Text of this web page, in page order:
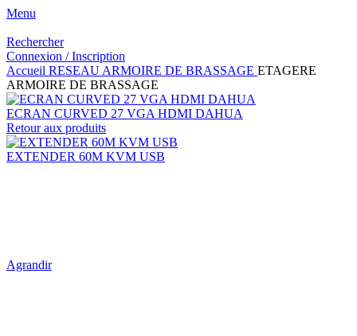
Menu
Rechercher
Connexion / Inscription
Accueil RESEAU ARMOIRE DE BRASSAGE ETAGERE
ARMOIRE DE BRASSAGE
ECRAN CURVED 27 VGA HDMI DAHUA
Retour aux produits
EXTENDER 60M KVM USB
Agrandir